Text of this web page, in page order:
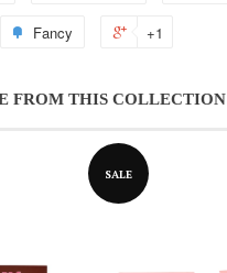
Fancy +1
FROM THIS COLLECTION
SALE